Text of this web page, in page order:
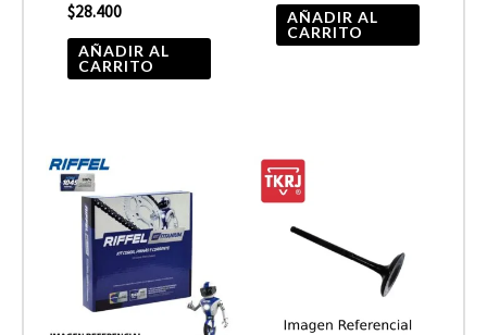
$28.400
AÑADIR AL
CARRITO
AÑADIR AL
CARRITO